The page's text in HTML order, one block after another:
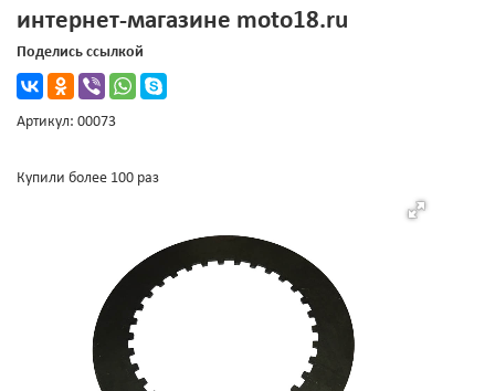
интернет-магазине moto18.ru
Поделись ссылкой
Артикул: 00073
Купили более 100 раз